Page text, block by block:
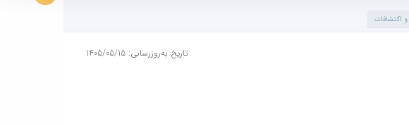
اکتشافات
تاریخ به‌روزرسانی: 1405/05/15